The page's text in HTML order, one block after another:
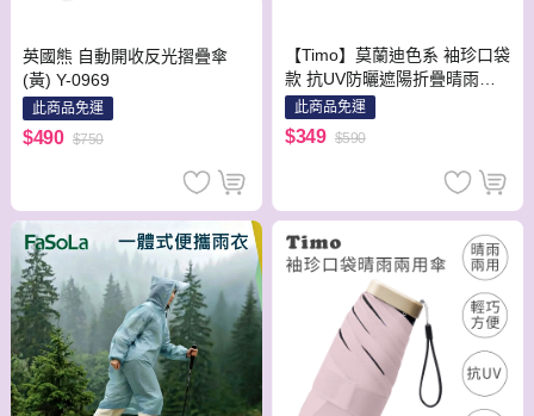
英國熊 自動開收反光摺疊傘
(黃) Y-0969
此商品免運
$490 $750
【Timo】莫蘭迪色系 袖珍口袋
款 抗UV防曬遮陽折疊晴雨傘-
奶油綠
此商品免運
$349 $590